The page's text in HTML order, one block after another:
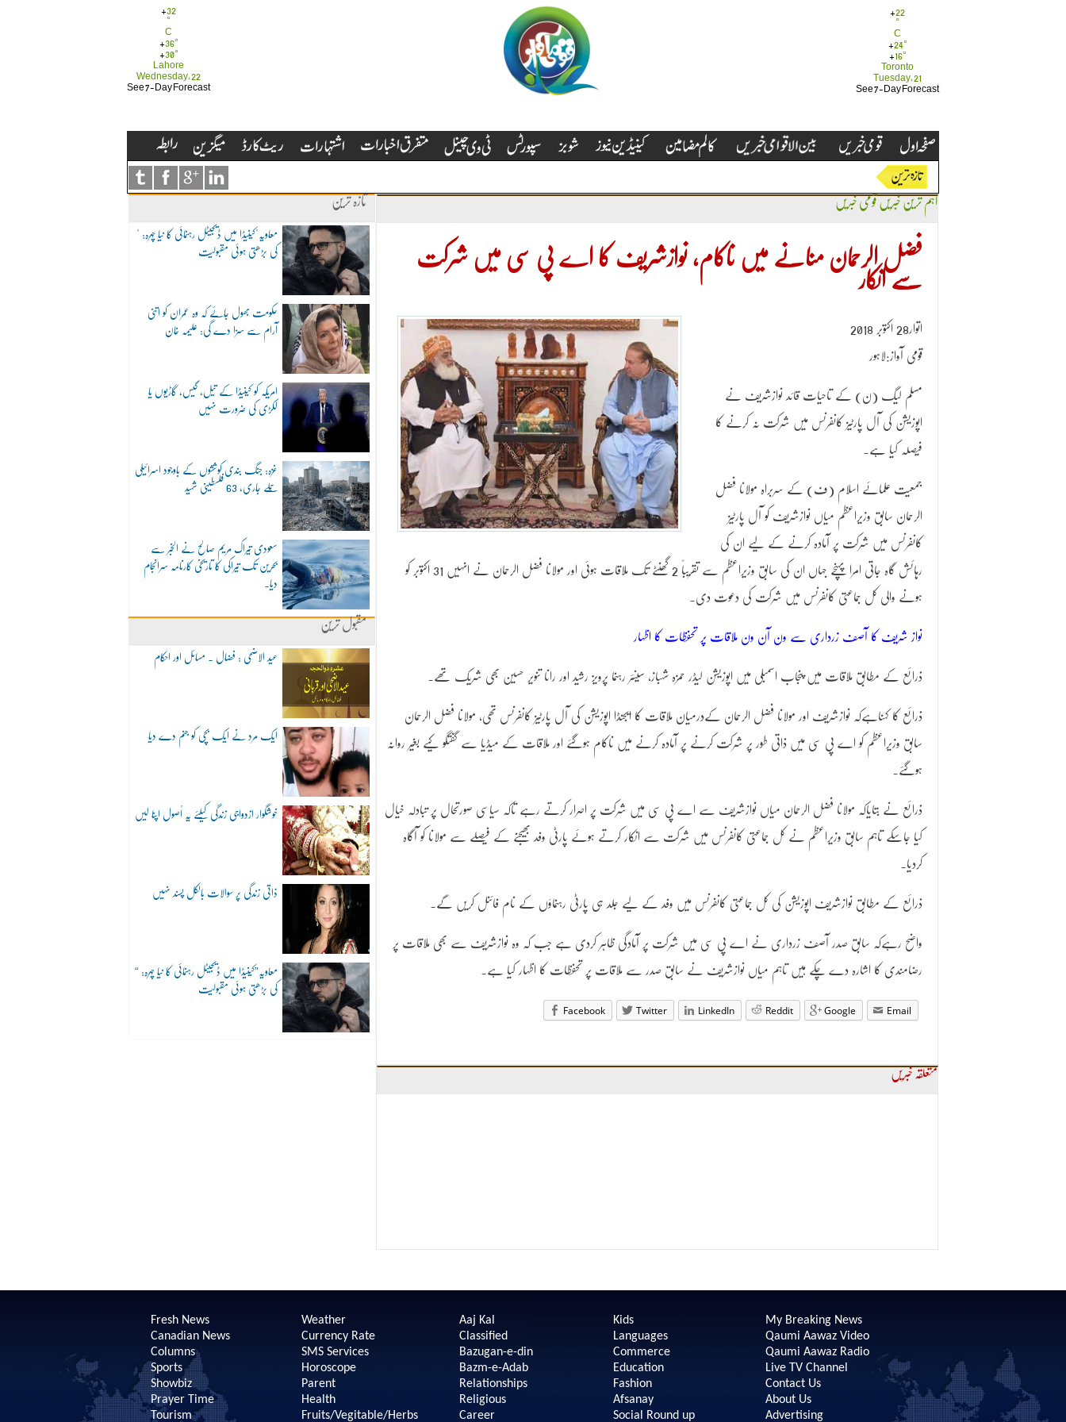
+22
°
C
+24°
+ 16°
Toronto
Tuesday, 21
See 7-Day Forecast
+32
°
C
+36°
+30°
Lahore
Wednesday, 22
See 7-Day Forecast
تازہ ترین
"معاویہ"کینیڈا میں ڈیجیٹل رہنمائی کا نیا چہرہ:
کی بڑھتی ہوئی مقبولیت
حکومت بھول جائے کہ وہ عمران کو اتنی
آرام سے سزا دے گی: علیمہ خان
امریکہ کو کینیڈا کے تیل، گیس، گاڑیوں یا
لکڑی کی ضرورت نہیں
غزہ: جنگ بندی کوششوں کے باوجود اسرائیلی
حملے جاری، 63 فلسطینی شہید
سعودی تیراک مریم صالح نے الخبر سے
بحرین تک تیراکی کا تاریخی کارنامہ سرانجام
دیا۔
مقبول ترین
عید الاضحی : فضال ۔ مسائل اور احکام
ایک مرد نے ایک بچی کو جنم دے دیا
خوشگوار ازدواجی زندگی کیلئے یہ اُصول اپنا لیں
ذاتی زندگی پر سوالات بالکل پسند نہیں
“معاویہ”کینیڈا میں ڈیجیٹل رہنمائی کا نیا چہرہ:
کی بڑھتی ہوئی مقبولیت
اہم ترین خبریں قومی خبریں
فضل الرحمان منانے میں ناکام، نوازشریف کا اے پی سی میں شرکت
سے انکار
اتوار28 اکتوبر 2018
قومی آواز:لاہور
مسلم لیگ (ن) کے تاحیات قائد نوازشریف نے
اپوزیشن کی آل پارٹیز کانفرنس میں شرکت نہ کرنے کا
فیصلہ کیا ہے۔
جمعیت علمائے اسلام (ف) کے سربراہ مولانا فضل
الرحمان سابق وزیراعظم میاں نوازشریف کو آل پارٹیز
کانفرنس میں شرکت پر آمادہ کرنے کے لیے ان کی
رہائش گاہ جاتی امرا پہنچے جہاں ان کی سابق وزیراعظم سے تقریباً 2 گھنٹے تک ملاقات ہوئی اور مولانا فضل الرحمان نے انہیں 31 اکتوبر کو
ہونے والی کل جماعتی کانفرنس میں شرکت کی دعوت دی۔
نواز شریف کا آصف زرداری سے ون آن ون ملاقات پر تحفظات کا اظہار
ذرائع کے مطابق ملاقات میں پنجاب اسمبلی میں اپوزیشن لیڈر حمزہ شہباز، سینئر رہنما پرویز رشید اور رانا تنویر حسین بھی شریک تھے۔
ذرائع کا کہناہےکہ نوازشریف اور مولانا فضل الرحمان کےدرمیان ملاقات کا ایجنڈا اپوزیشن کی آل پارٹیز کانفرنس تھی، مولانا فضل الرحمان
سابق وزیراعظم کو اے پی سی میں ذاتی طور پر شرکت کرنے پر آمادہ کرنے میں ناکام ہوگئے اور ملاقات کے میڈیا سے گفتگو کیے بغیر روانہ
ہوگئے۔
ذرائع نے بتایاکہ مولانا فضل الرحمان میاں نوازشریف سے اے پی سی میں شرکت پر اصرار کرتے رہے تاکہ سیاسی صورتحال پر تبادلہ خیال
کیا جاسکے تاہم سابق وزیراعظم نے کل جماعتی کانفرنس میں شرکت سے انکار کرتے ہوئے پارٹی وفد بھیجنے کے فیصلے سے مولانا کو آگاہ
کردیا۔
ذرائع کے مطابق نوازشریف اپوزیشن کی کل جماعتی کانفرنس میں وفد کے لیے جلد ہی پارٹی رہنماؤں کے نام فائنل کریں گے۔
واضح رہےکہ سابق صدر آصف زرداری نے اے پی سی میں شرکت پر آمادگی ظاہر کردی ہے جب کہ وہ نوازشریف سے بھی ملاقات پر
رضامندی کا اشارہ دے چکے ہیں تاہم میاں نوازشریف نے سابق صدر سے ملاقات پر تحفظات کا اظہار کیا ہے۔
Facebook Twitter LinkedIn Reddit Google Email
متعلقہ خبریں
Fresh News
Canadian News
Columns
Sports
Showbiz
Prayer Time
Tourism
Weather
Currency Rate
SMS Services
Horoscope
Parent
Health
Fruits/Vegitable/Herbs
Aaj Kal
Classified
Bazugan-e-din
Bazm-e-Adab
Relationships
Religious
Career
Kids
Languages
Commerce
Education
Fashion
Afsanay
Social Round up
My Breaking News
Qaumi Aawaz Video
Qaumi Aawaz Radio
Live TV Channel
Contact Us
About Us
Advertising